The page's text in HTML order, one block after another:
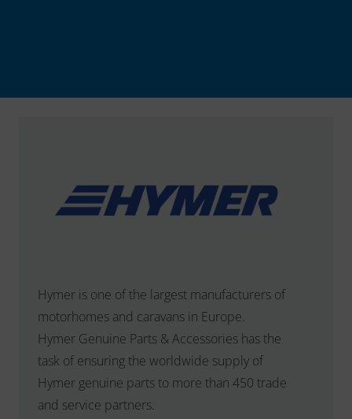
Hymer is one of the largest manufacturers of
motorhomes and caravans in Europe.
Hymer Genuine Parts & Accessories has the
task of ensuring the worldwide supply of
Hymer genuine parts to more than 450 trade
and service partners.